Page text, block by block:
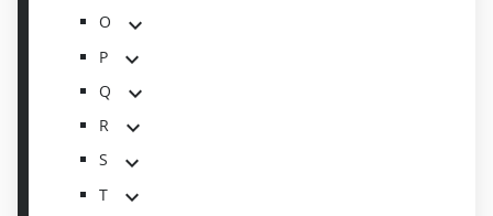
O
P
Q
R
S
T